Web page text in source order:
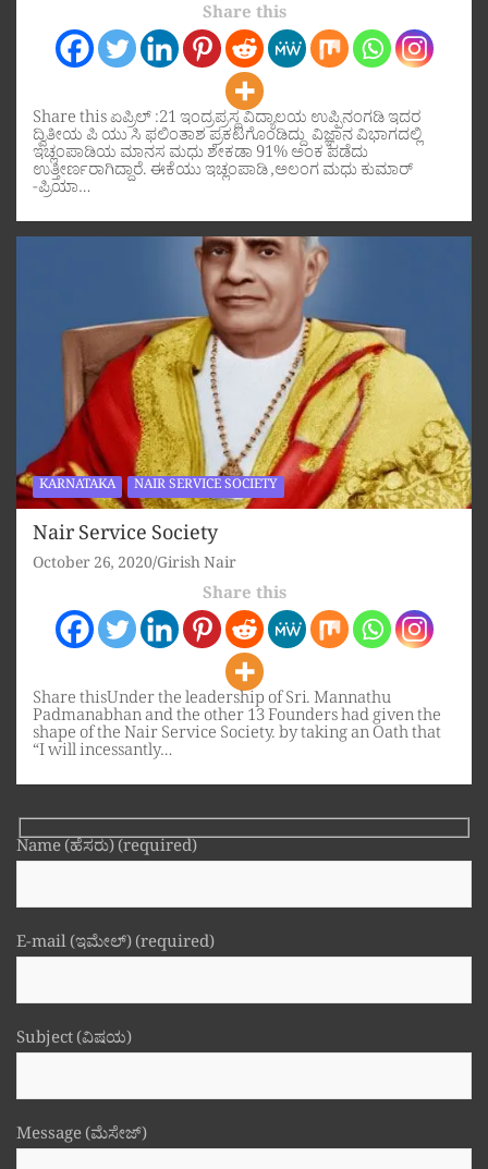
Share this
Share this ಏಪ್ರಿಲ್ :21 ಇಂದ್ರಪ್ರಸ್ಥ ವಿದ್ಯಾಲಯ ಉಪ್ಪಿನಂಗಡಿ ಇದರ
ದ್ವಿತೀಯ ಪಿ ಯು ಸಿ ಫಲಿಂತಾಶ ಪ್ರಕಟಗೊಂಡಿದ್ದು ವಿಜ್ಞಾನ ವಿಭಾಗದಲ್ಲಿ
ಇಚ್ಲಂಪಾಡಿಯ ಮಾನಸ ಮಧು ಶೇಕಡಾ 91% ಅಂಕ ಪಡೆದು
ಉತ್ತೀರ್ಣರಾಗಿದ್ದಾರೆ. ಈಕೆಯು ಇಚ್ಲಂಪಾಡಿ ,ಅಲಂಗ ಮಧು ಕುಮಾರ್
-ಪ್ರಿಯಾ…
KARNATAKA NAIR SERVICE SOCIETY
Nair Service Society
October 26, 2020 Girish Nair
Share this
Share thisUnder the leadership of Sri. Mannathu
Padmanabhan and the other 13 Founders had given the
shape of the Nair Service Society. by taking an Oath that
“I will incessantly…
Name (ಹೆಸರು) (required)
E-mail (ಇಮೇಲ್) (required)
Subject (ವಿಷಯ)
Message (ಮೆಸೇಜ್)